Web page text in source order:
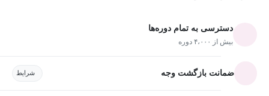
دسترسی به تمام دوره‌ها
بیش از ۴،۰۰۰ دوره
ضمانت بازگشت وجه شرایط